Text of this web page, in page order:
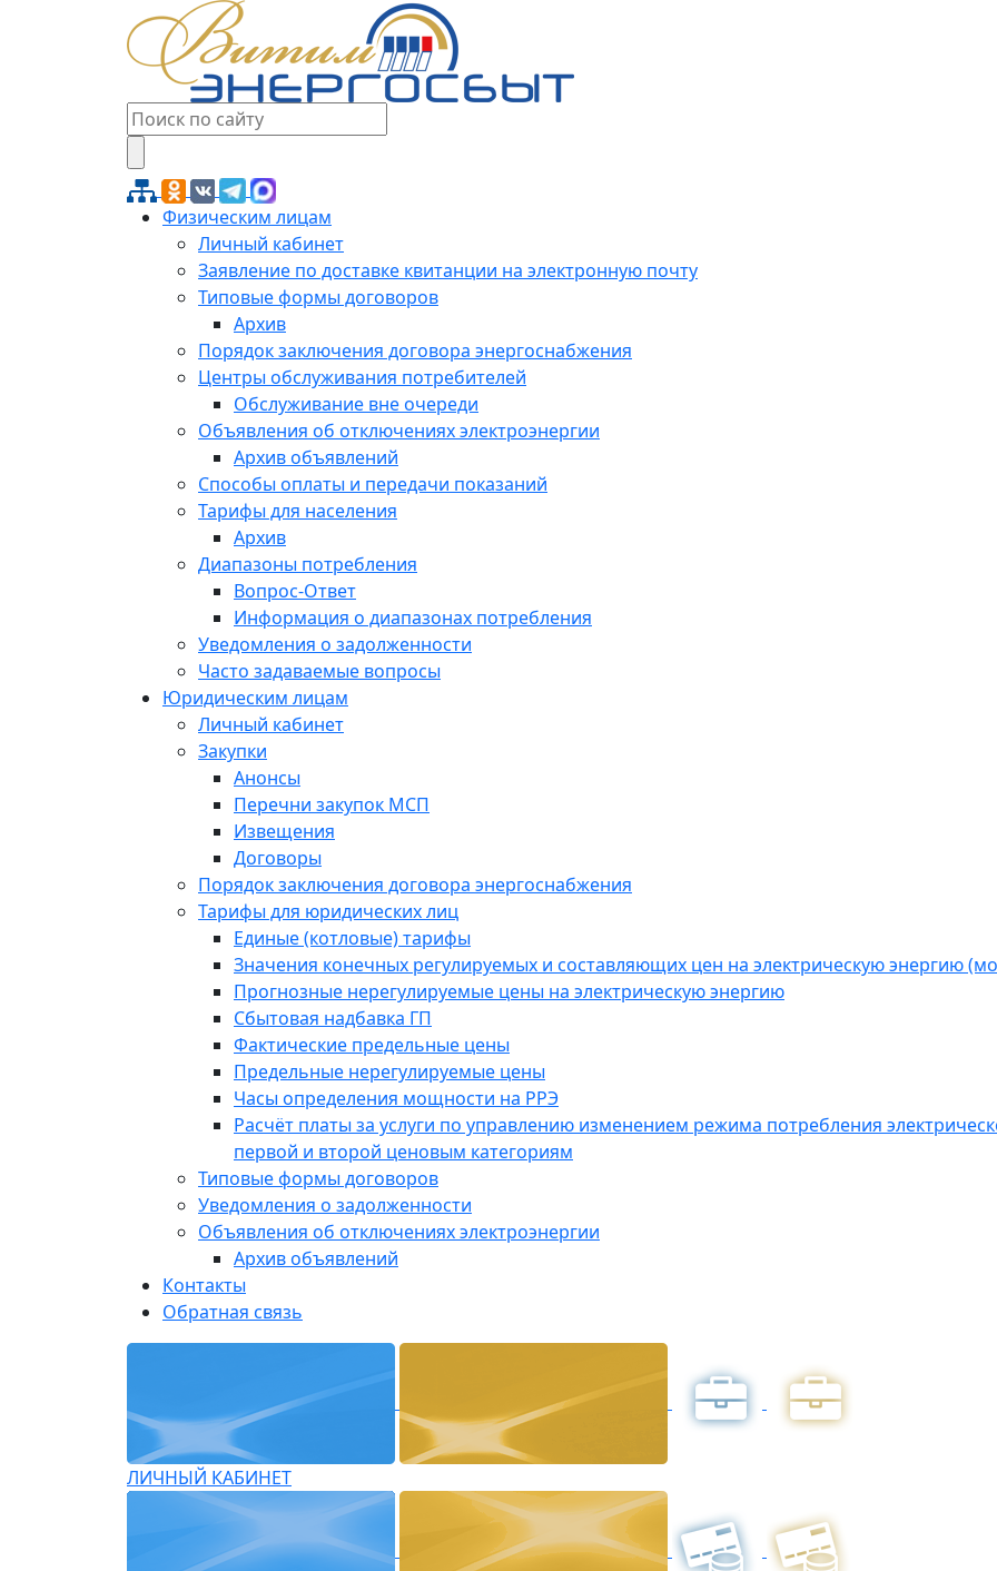
Физическим лицам
Личный кабинет
Заявление по доставке квитанции на электронную почту
Типовые формы договоров
Архив
Порядок заключения договора энергоснабжения
Центры обслуживания потребителей
Обслуживание вне очереди
Объявления об отключениях электроэнергии
Архив объявлений
Способы оплаты и передачи показаний
Тарифы для населения
Архив
Диапазоны потребления
Вопрос-Ответ
Информация о диапазонах потребления
Уведомления о задолженности
Часто задаваемые вопросы
Юридическим лицам
Личный кабинет
Закупки
Анонсы
Перечни закупок МСП
Извещения
Договоры
Порядок заключения договора энергоснабжения
Тарифы для юридических лиц
Единые (котловые) тарифы
Значения конечных регулируемых и составляющих цен на электрическую энергию
Прогнозные нерегулируемые цены на электрическую энергию
Сбытовая надбавка ГП
Фактические предельные цены
Предельные нерегулируемые цены
Часы определения мощности на РРЭ
Расчёт платы за услуги по управлению изменением режима потребления
первой и второй ценовым категориям
Типовые формы договоров
Уведомления о задолженности
Объявления об отключениях электроэнергии
Архив объявлений
Контакты
Обратная связь
ЛИЧНЫЙ КАБИНЕТ